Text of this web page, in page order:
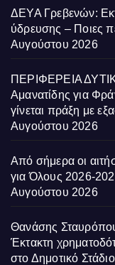
ΔΕΥΑ Γρεβενών:
ύδρευσης – Ποιες
Αυγούστου 2026
ΠΕΡΙΦΕΡΕΙΑ
Αμανατίδης για
γίνεται πράξη με
Αυγούστου 2026
Από σήμερα οι
για Όλους 2026-
Αυγούστου 2026
Θανάσης
Έκτακτη
στο Δημοτικό